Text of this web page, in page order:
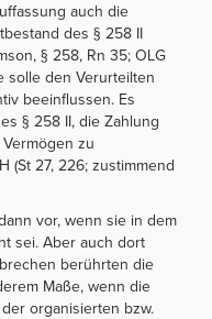
auch die
des § 258 II
§ 258, Rn 35; OLG
solle den Verurteilten
beeinflussen. Es
§ 258 II, die Zahlung
zu
(St 27, 226; zustimmend
vor, wenn sie in dem
sei. Aber auch dort
berührten die
Maße, wenn die
organisierten bzw.